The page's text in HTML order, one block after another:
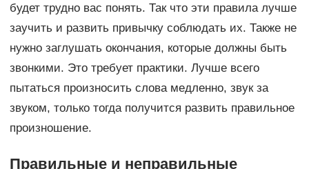
будет трудно вас понять. Так что эти правила лучше
заучить и развить привычку соблюдать их. Также не
нужно заглушать окончания, которые должны быть
звонкими. Это требует практики. Лучше всего
пытаться произносить слова медленно, звук за
звуком, только тогда получится развить правильное
произношение.
Правильные и неправильные